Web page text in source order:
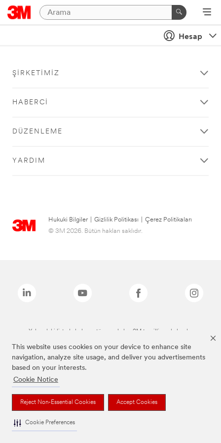
This website uses cookies on your device to enhance site
navigation, analyze site usage, and deliver you advertisements
based on your interests.
Cookie Notice
Reject Non-Essential Cookies Accept Cookies
Cookie Preferences
Hesap
ŞIRKETIMIZ
HABERCI
DÜZENLEME
YARDIM
Hukuki Bilgiler Gizlilik Politikası
Çerez Politikaları
© 3M 2026. Bütün hakları saklıdır.
Yukarıdaki listede bulunan tüm markalar, 3M tescilli markalarıdır.